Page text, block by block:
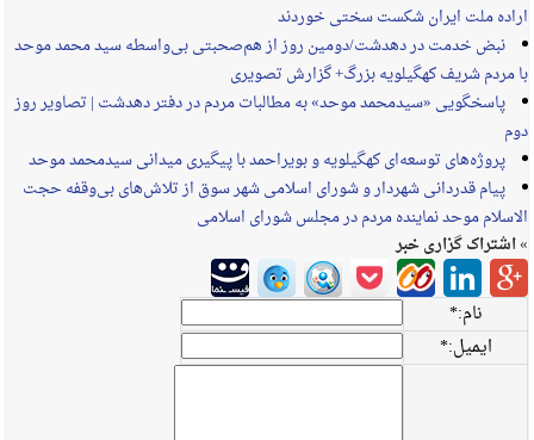
اراده ملت ایران شکست سختی خوردند
نبض خدمت در دهدشت/دومین روز از هم‌صحبتی بی‌واسطه سید محمد موحد
با مردم شریف کهگیلویه بزرگ+ گزارش تصویری
پاسخگویی «سیدمحمد موحد» به مطالبات مردم در دفتر دهدشت | تصاویر روز
دوم
پروژه‌های توسعه‌ای کهگیلویه و بویراحمد با پیگیری میدانی سیدمحمد موحد
پیام قدردانی شهردار و شورای اسلامی شهر سوق از تلاش‌های بی‌وقفه حجت
الاسلام موحد نماینده مردم در مجلس شورای اسلامی
» اشتراک گزاری خبر
نام:*
ایمیل:*